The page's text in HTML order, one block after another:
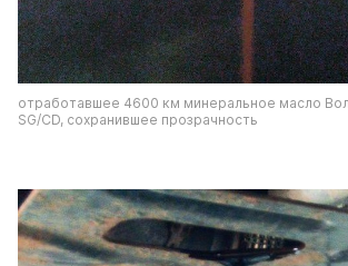
отработавшее 4600 км минеральное масло
SG/CD, сохранившее прозрачность